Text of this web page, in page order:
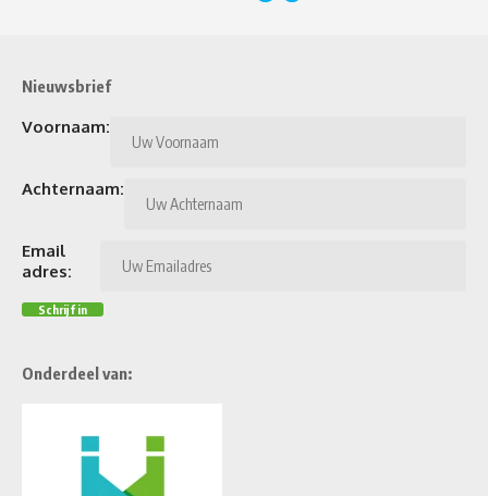
Nieuwsbrief
Voornaam:
Achternaam:
Email
adres:
Onderdeel van: